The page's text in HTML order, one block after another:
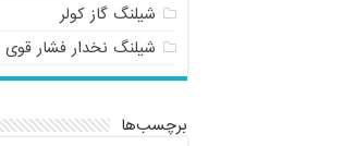
شیلنگ گاز کولر
شیلنگ نخدار فشار قوی
برچسب‌ها